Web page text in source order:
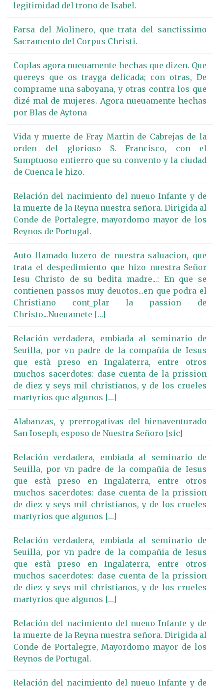
legitimidad del trono de Isabel.
Farsa del Molinero, que trata del sanctissimo
Sacramento del Corpus Christi.
Coplas agora nueuamente hechas que dizen. Que
quereys que os trayga delicada; con otras, De
comprame una saboyana, y otras contra los que
dizé mal de mujeres. Agora nueuamente hechas
por Blas de Aytona
Vida y muerte de Fray Martin de Cabrejas de la
orden del glorioso S. Francisco, con el
Sumptuoso entierro que su convento y la ciudad
de Cuenca le hizo.
Relación del nacimiento del nueuo Infante y de
la muerte de la Reyna nuestra señora. Dirigida al
Conde de Portalegre, mayordomo mayor de los
Reynos de Portugal.
Auto llamado luzero de nuestra saluacion, que
trata el despedimiento que hizo nuestra Señor
Iesu Christo de su bedita madre...: En que se
contienen passos muy deuotos...en que podra el
Christiano cont_plar la passion de
Christo...Nueuamete […]
Relación verdadera, embiada al seminario de
Seuilla, por vn padre de la compañia de Iesus
que està preso en Ingalaterra, entre otros
muchos sacerdotes: dase cuenta de la prission
de diez y seys mil christianos, y de los crueles
martyrios que algunos […]
Alabanzas, y prerrogativas del bienaventurado
San Ioseph, esposo de Nuestra Señoro [sic]
Relación verdadera, embiada al seminario de
Seuilla, por vn padre de la compañia de Iesus
que està preso en Ingalaterra, entre otros
muchos sacerdotes: dase cuenta de la prission
de diez y seys mil christianos, y de los crueles
martyrios que algunos […]
Relación verdadera, embiada al seminario de
Seuilla, por vn padre de la compañia de Iesus
que està preso en Ingalaterra, entre otros
muchos sacerdotes: dase cuenta de la prission
de diez y seys mil christianos, y de los crueles
martyrios que algunos […]
Relación del nacimiento del nueuo Infante y de
la muerte de la Reyna nuestra señora. Dirigida al
Conde de Portalegre, Mayordomo mayor de los
Reynos de Portugal.
Relación del nacimiento del nueuo Infante y de